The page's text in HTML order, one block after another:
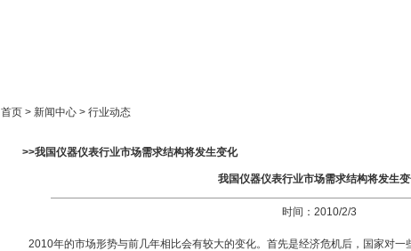
首页 > 新闻中心 > 行业动态
>>我国仪器仪表行业市场需求结构将发生变化
我国仪器仪表行业市场需求结构将发生
时间：2010/2/3
2010年的市场形势与前几年相比会有较大的变化。首先是经济危机后，国家对